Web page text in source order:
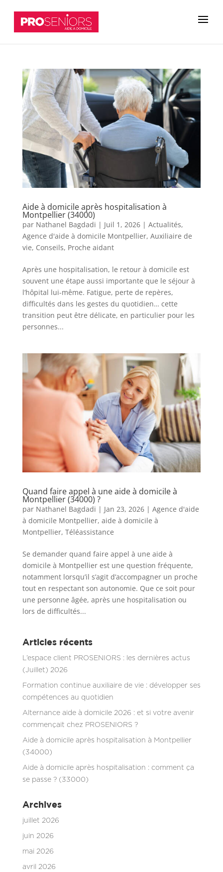
Aide à domicile après hospitalisation à
Montpellier (34000)
par Nathanel Bagdadi | Juil 1, 2026| Actualités,
Agence d'aide à domicile Montpellier, Auxiliaire de
vie, Conseils, Proche aidant
Après une hospitalisation, le retour à domicile est
souvent une étape aussi importante que le séjour à
l’hôpital lui-même. Fatigue, perte de repères,
difficultés dans les gestes du quotidien… cette
transition peut être délicate, en particulier pour les
personnes...
Quand faire appel à une aide à domicile à
Montpellier (34000) ?
par Nathanel Bagdadi | Jan 23, 2026| Agence d'aide
à domicile Montpellier, aide à domicile à
Montpellier, Téléassistance
Se demander quand faire appel à une aide à
domicile à Montpellier est une question fréquente,
notamment lorsqu’il s’agit d’accompagner un proche
tout en respectant son autonomie. Que ce soit pour
une personne âgée, après une hospitalisation ou
lors de difficultés...
Articles récents
L’espace client PROSENIORS : les dernières actus
(Juillet) 2026
Formation continue auxiliaire de vie : développer ses
compétences au quotidien
Alternance aide à domicile 2026 : et si votre avenir
commençait chez PROSENIORS ?
Aide à domicile après hospitalisation à Montpellier
(34000)
Aide à domicile après hospitalisation : comment ça
se passe ? (33000)
Archives
juillet 2026
juin 2026
mai 2026
avril 2026